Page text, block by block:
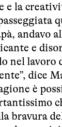
e la
andavo
e
nel lavoro
dice
è
bravura